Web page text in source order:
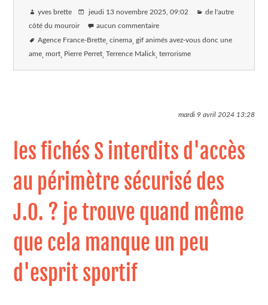
yves brette jeudi 13 novembre 2025 , 09:02 de l'autre
côté du mouroir aucun commentaire
Agence France-Brette cinema gif animés avez-vous donc une
ame mort Pierre Perret Terrence Malick terrorisme
mardi 9 avril 202413:28
les fichés S interdits d'accès
au périmètre sécurisé des
J.O. ? je trouve quand même
que cela manque un peu
d'esprit sportif